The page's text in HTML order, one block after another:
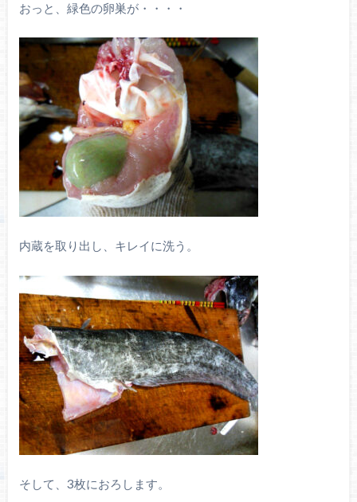
おっと、緑色の卵巣が・・・・
内蔵を取り出し、キレイに洗う。
そして、3枚におろします。